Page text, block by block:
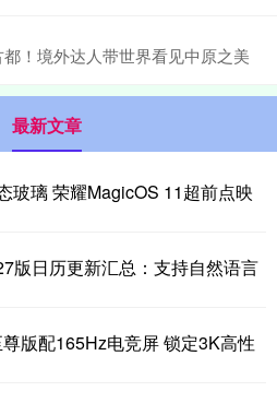
！境外达人带世界看见中原之美
最新文章
玻璃 荣耀MagicOS 11超前点映
版日历更新汇总：支持自然语言
版配165Hz电竞屏 锁定3K高性